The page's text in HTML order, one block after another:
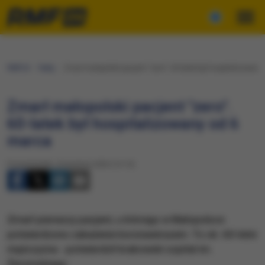
Zmarł małopolski pacjent "zero".
60-latek był hospitalizowany od 6
marca